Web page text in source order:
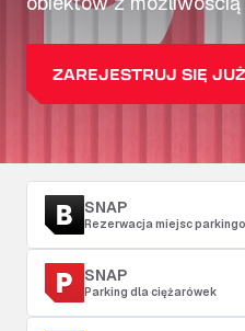
ZAREJESTRUJ SIĘ
SNAP
Rezerwacja miejsc
SNAP
Parking dla ciężarówek